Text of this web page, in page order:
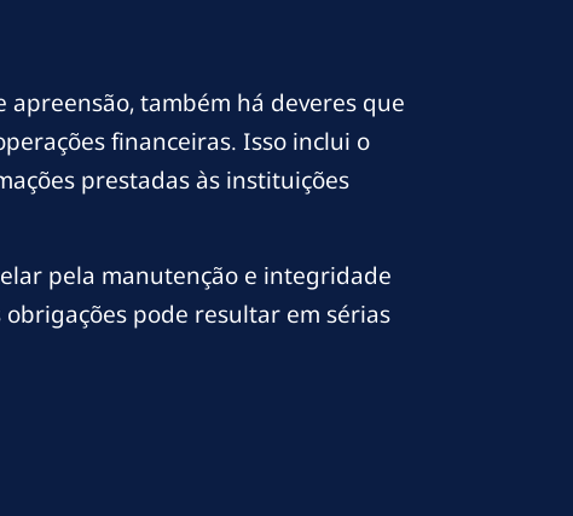
também há deveres que
financeiras. Isso inclui o
prestadas às instituições
pela manutenção e integridade
pode resultar em sérias